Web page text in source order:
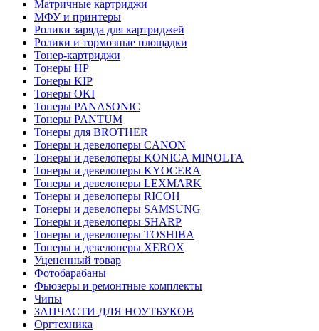
Матричные картриджи
МФУ и принтеры
Ролики заряда для картриджей
Ролики и тормозные площадки
Тонер-картриджи
Тонеры HP
Тонеры KIP
Тонеры OKI
Тонеры PANASONIC
Тонеры PANTUM
Тонеры для BROTHER
Тонеры и девелоперы CANON
Тонеры и девелоперы KONICA MINOLTA
Тонеры и девелоперы KYOCERA
Тонеры и девелоперы LEXMARK
Тонеры и девелоперы RICOH
Тонеры и девелоперы SAMSUNG
Тонеры и девелоперы SHARP
Тонеры и девелоперы TOSHIBA
Тонеры и девелоперы XEROX
Уцененный товар
Фотобарабаны
Фьюзеры и ремонтные комплекты
Чипы
ЗАПЧАСТИ ДЛЯ НОУТБУКОВ
Оргтехника